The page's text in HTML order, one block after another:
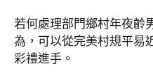
若何處理部門鄉村年夜齡
為，可以從完美村規平易
彩禮進手。